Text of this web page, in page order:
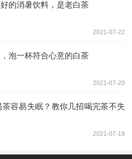
的消暑饮料，是老白茶
2021-07-22
泡一杯符合心意的白茶
2021-07-20
容易失眠？教你几招喝完茶不失
2021-07-19